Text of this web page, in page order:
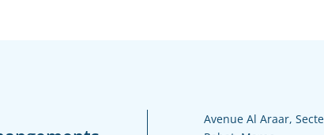
Avenue Al Araar,